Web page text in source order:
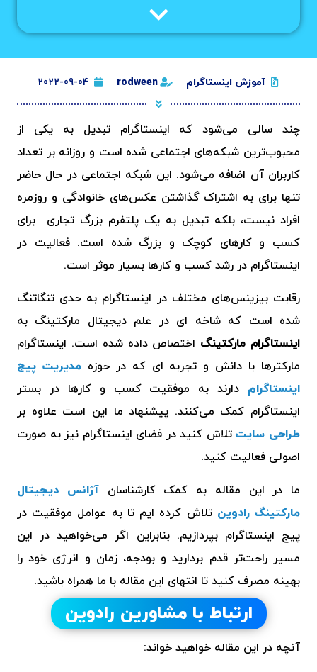
آموزش اینستاگرام rodween
2022-09-04
چند سالی می‌شود که اینستاگرام تبدیل به یکی از
محبوب‌ترین شبکه‌های اجتماعی شده است و روزانه بر تعداد
کاربران آن اضافه می‌شود. این شبکه اجتماعی در حال حاضر
تنها برای به اشتراک گذاشتن عکس‌های خانوادگی و روزمره
افراد نیست، بلکه تبدیل به یک پلتفرم بزرگ تجاری برای
کسب و کارهای کوچک و بزرگ شده است. فعالیت در
اینستاگرام در رشد کسب و کارها بسیار موثر است.
رقابت بیزینس‌های مختلف در اینستاگرام به حدی تنگاتنگ
شده است که شاخه ای در علم دیجیتال مارکتینگ به
اینستاگرام مارکتینگ اختصاص داده شده است. اینستاگرام
مارکترها با دانش و تجربه ای که در حوزهمدیریت پیج
اینستاگرام دارند به موفقیت کسب و کارها در بستر
اینستاگرام کمک می‌کنند. پیشنهاد ما این است علاوه بر
طراحی سایتتلاش کنید در فضای اینستاگرام نیز به صورت
اصولی فعالیت کنید.
ما در این مقاله به کمک کارشناسانآژانس دیجیتال
مارکتینگ رادوین تلاش کرده ایم تا به عوامل موفقیت در
پیج اینستاگرام بپردازیم. بنابراین اگر می‌خواهید در این
مسیر راحت‌تر قدم بردارید و بودجه، زمان و انرژی خود را
بهینه مصرف کنید تا انتهای این مقاله با ما همراه باشید.
ارتباط با مشاورین رادوین
آنچه در این مقاله خواهید خواند: